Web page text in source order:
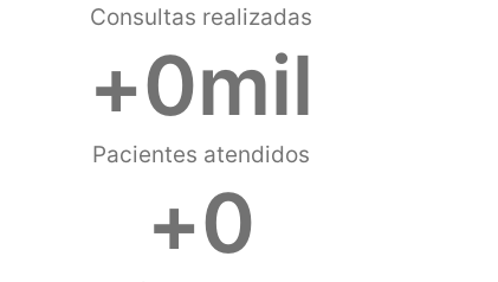
Consultas realizadas
Pacientes atendidos
+0mil
+0